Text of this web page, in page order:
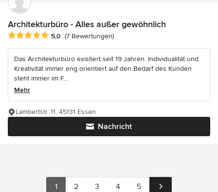
Architekturbüro - Alles außer gewöhnlich
Durchschnittliche Bewertung: 5 von 5 Sternen
5,0 (7 Bewertungen)
Das Architekturbüro existiert seit 19 Jahren. Individualität und
Kreativität immer eng orientiert auf den Bedarf des Kunden
steht immer im F...
Mehr
Nachricht
Lambertstr. 11, 45131 Essen
1 2 3 4 5